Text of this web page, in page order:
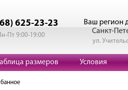
625-23-23
Пт 9:00-19:00
Ваш регион
Санкт-
ул.
размеров Условия